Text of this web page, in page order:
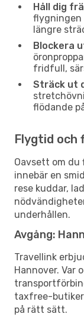
Håll dig
flygningen
längre
Blockera
fridfull,
Sträck ut
flödande
Flygtid
Oavsett om
innebär en
rese kuddar,
underhållen.
Avgång:
Travellink
Hannover. Var
taxfree-
på rätt sätt.